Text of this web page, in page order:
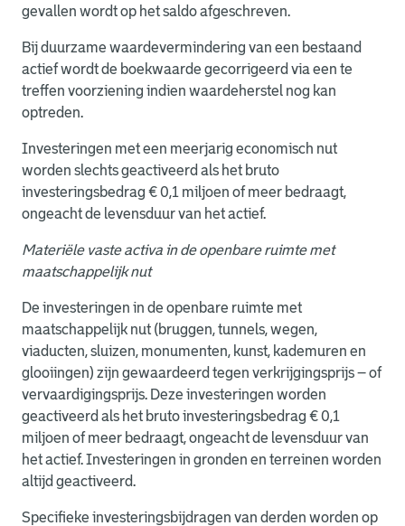
gevallen wordt op het saldo afgeschreven.
Bij duurzame waardevermindering van een bestaand
actief wordt de boekwaarde gecorrigeerd via een te
treffen voorziening indien waardeherstel nog kan
optreden.
Investeringen met een meerjarig economisch nut
worden slechts geactiveerd als het bruto
investeringsbedrag € 0,1 miljoen of meer bedraagt,
ongeacht de levensduur van het actief.
Materiële vaste activa in de openbare ruimte met
maatschappelijk nut
De investeringen in de openbare ruimte met
maatschappelijk nut (bruggen, tunnels, wegen,
viaducten, sluizen, monumenten, kunst, kademuren en
glooiingen) zijn gewaardeerd tegen verkrijgingsprijs – of
vervaardigingsprijs. Deze investeringen worden
geactiveerd als het bruto investeringsbedrag € 0,1
miljoen of meer bedraagt, ongeacht de levensduur van
het actief. Investeringen in gronden en terreinen worden
altijd geactiveerd.
Specifieke investeringsbijdragen van derden worden op